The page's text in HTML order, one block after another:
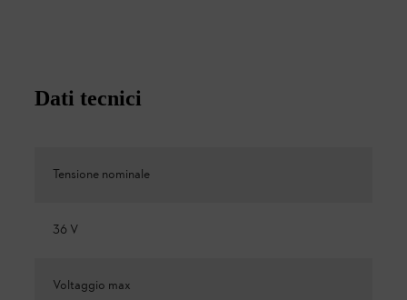
Dati tecnici
Tensione nominale
36 V
Voltaggio max